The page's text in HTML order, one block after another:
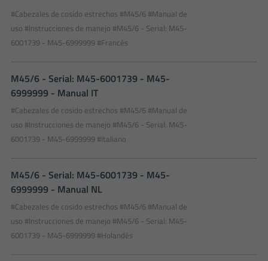
#Cabezales de cosido estrechos #M45/6 #Manual de
uso #Instrucciones de manejo #M45/6 - Serial: M45-
6001739 - M45-6999999 #Francés
M45/6 - Serial: M45-6001739 - M45-
6999999 - Manual IT
#Cabezales de cosido estrechos #M45/6 #Manual de
uso #Instrucciones de manejo #M45/6 - Serial: M45-
6001739 - M45-6999999 #Italiano
M45/6 - Serial: M45-6001739 - M45-
6999999 - Manual NL
#Cabezales de cosido estrechos #M45/6 #Manual de
uso #Instrucciones de manejo #M45/6 - Serial: M45-
6001739 - M45-6999999 #Holandés